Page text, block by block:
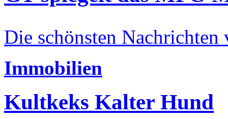
Die schönsten Nachrichten
Immobilien
Kultkeks Kalter Hund